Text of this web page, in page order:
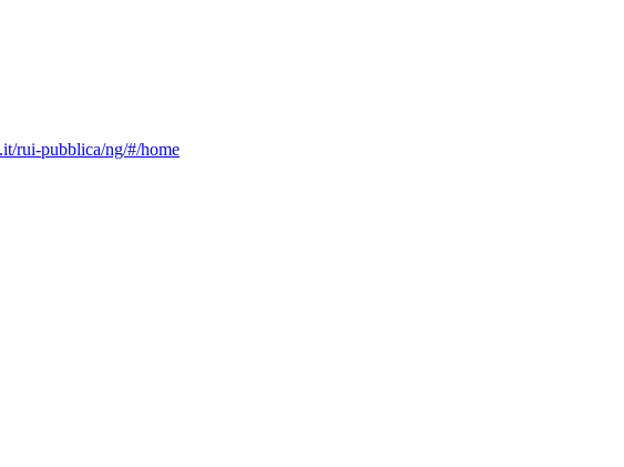
rui-pubblica/ng/#/home